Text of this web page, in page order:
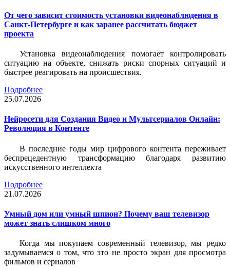
От чего зависит стоимость установки видеонаблюдения в
Санкт-Петербурге и как заранее рассчитать бюджет
проекта
Установка видеонаблюдения помогает контролировать
ситуацию на объекте, снижать риски спорных ситуаций и
быстрее реагировать на происшествия.
Подробнее
25.07.2026
Нейросети для Создания Видео и Мультсериалов Онлайн:
Революция в Контенте
В последние годы мир цифрового контента переживает
беспрецедентную трансформацию благодаря развитию
искусственного интеллекта
Подробнее
21.07.2026
Умный дом или умный шпион? Почему ваш телевизор
может знать слишком много
Когда мы покупаем современный телевизор, мы редко
задумываемся о том, что это не просто экран для просмотра
фильмов и сериалов